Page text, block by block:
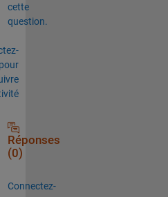
cette
question.
Réponses
(0)
Connectez-